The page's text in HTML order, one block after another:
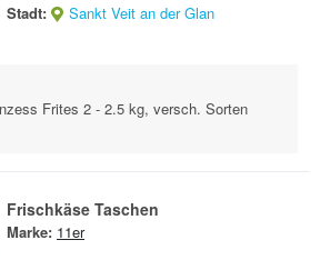
Stadt:
Sankt Veit an der Glan
Frites 2 - 2.5 kg, versch. Sorten
Frischkäse Taschen
Marke: 11er